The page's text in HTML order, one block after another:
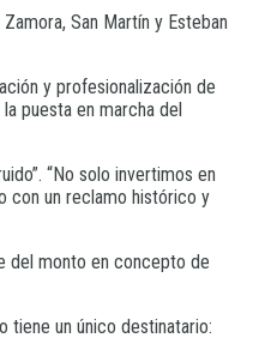
San Martín y Esteban
y profesionalización de
puesta en marcha del
“No solo invertimos en
con un reclamo histórico y
del monto en concepto de
tiene un único destinatario: